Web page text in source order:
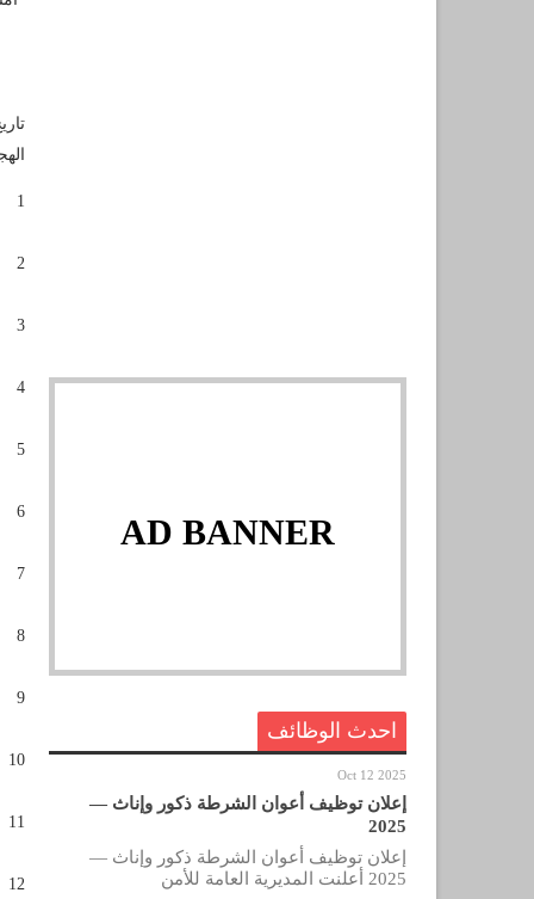
AD BANNER
احدث الوظائف
Oct 12 2025
إعلان توظيف أعوان الشرطة ذكور وإناث —
2025
إعلان توظيف أعوان الشرطة ذكور وإناث —
2025 أعلنت المديرية العامة للأمن
1
2
3
4
5
6
7
8
9
10
11
12